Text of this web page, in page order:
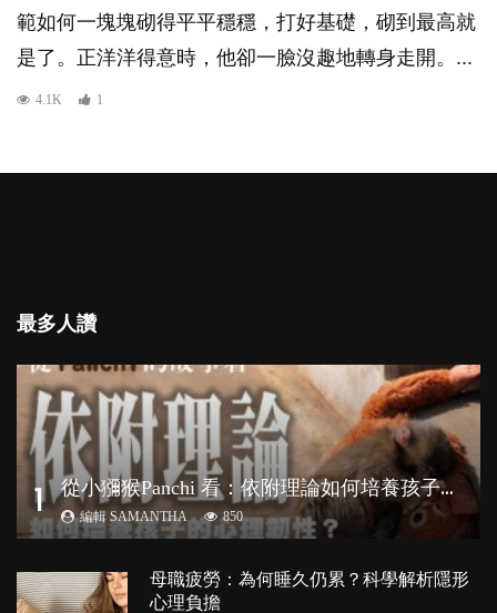
範如何一塊塊砌得平平穩穩，打好基礎，砌到最高就
是了。正洋洋得意時，他卻一臉沒趣地轉身走開。...
4.1K 1
最多人讚
1 從
小獼猴Panchi 看：依附理論如何培養孩子心理韌性？
編輯 SAMANTHA 850
母職疲勞：為何睡久仍累？科學解析隱形
心理負擔